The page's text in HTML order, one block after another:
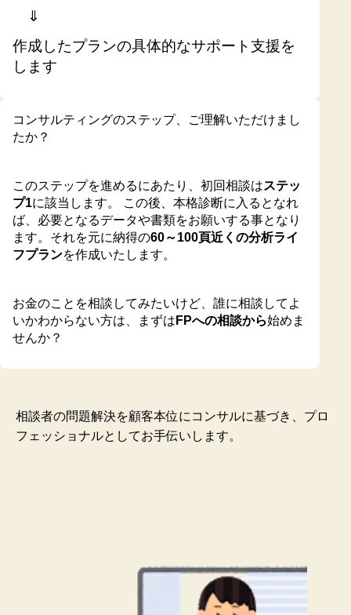
⇓
作成したプランの具体的なサポート支援を
します
コンサルティングのステップ、ご理解いただけまし
たか？
このステップを進めるにあたり、初回相談はステッ
プ1に該当します。 この後、本格診断に入るとなれ
ば、必要となるデータや書類をお願いする事となり
ます。それを元に納得の60～100頁近くの分析ライ
フプランを作成いたします。
お金のことを相談してみたいけど、誰に相談してよ
いかわからない方は、まずは FPへの相談から始めま
せんか？
相談者の問題解決を顧客本位にコンサルに基づき、プロ
フェッショナルとしてお手伝いします。